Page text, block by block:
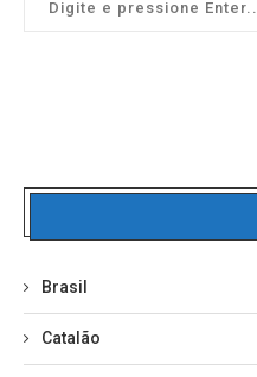
Brasil
Catalão